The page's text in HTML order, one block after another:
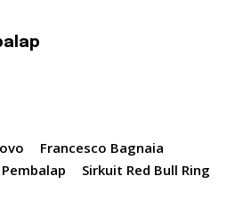
Francesco Bagnaia
Pembalap
Sirkuit Red Bull Ring